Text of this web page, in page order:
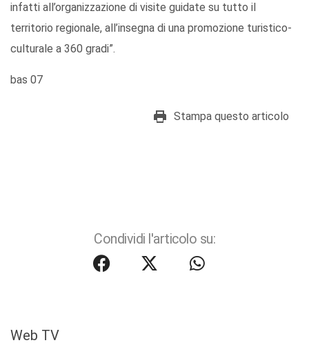
infatti all’organizzazione di visite guidate su tutto il
territorio regionale, all’insegna di una promozione turistico-
culturale a 360 gradi”.
bas 07
Stampa questo articolo
Condividi l'articolo su:
Web TV